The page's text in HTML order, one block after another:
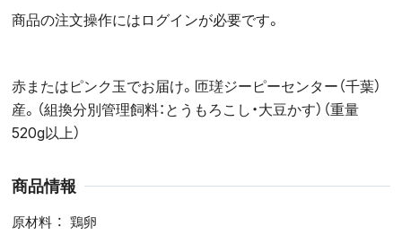
商品の注文操作にはログインが必要です。
赤またはピンク玉でお届け。匝瑳ジーピーセンター（千葉）
産。（組換分別管理飼料：とうもろこし・大豆かす）（重量
520g以上）
商品情報
原材料
鶏卵